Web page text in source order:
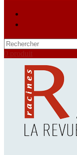
0 produit